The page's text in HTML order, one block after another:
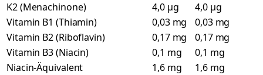
K2 (Menachinone)
4,0 µg
4,0 µg
Vitamin B1 (Thiamin)
0,03 mg
0,03 mg
Vitamin B2 (Riboflavin)
0,17 mg
0,17 mg
Vitamin B3 (Niacin)
0,1 mg
0,1 mg
Niacin-Äquivalent
1,6 mg
1,6 mg